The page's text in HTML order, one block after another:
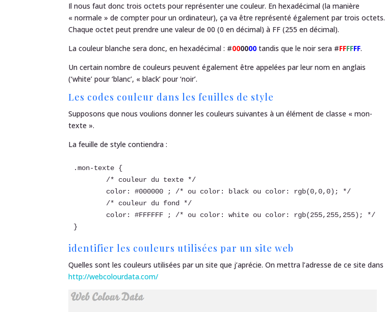
Il nous faut donc trois octets pour représenter une couleur. En hexadécimal (la manière
« normale » de compter pour un ordinateur), ça va être représenté également par trois octets.
Chaque octet peut prendre une valeur de 00 (0 en décimal) à FF (255 en décimal).
La couleur blanche sera donc, en hexadécimal : #000000 tandis que le noir sera #FFFFFF.
Un certain nombre de couleurs peuvent également être appelées par leur nom en anglais
(‘white’ pour ‘blanc’, « black’ pour ‘noir’.
Les codes couleur dans les feuilles de style
Supposons que nous voulions donner les couleurs suivantes à un élément de classe « mon-
texte ».
La feuille de style contiendra :
.mon-texte {
identifier les couleurs utilisées par un site web
Quelles sont les couleurs utilisées par un site que j’aprécie. On mettra l’adresse de ce site dans
http://webcolourdata.com/